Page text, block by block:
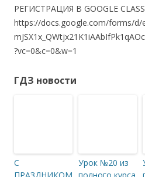
РЕГИСТРАЦИЯ В GOOGLE
https://docs.google.com/forms/d/
?vc=0&c=0&w=1
ГДЗ новости
С
Урок №20 из